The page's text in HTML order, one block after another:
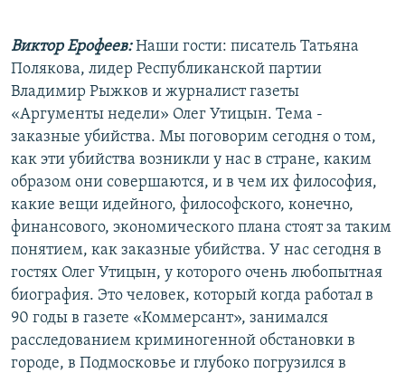
поиску
СЕВЕР.РЕАЛИИ
СИБИРЬ.РЕАЛИИ
РАСПИСАНИЕ ВЕЩАНИЯ
ПОДПИШИТЕСЬ НА РАССЫЛКУ
СОЦИАЛЬНЫЕ СЕТИ
Все сайты РСЕ/РС
Виктор Ерофеев:Наши гости: писатель Татьяна
Полякова, лидер Республиканской партии
Владимир Рыжков и журналист газеты
«Аргументы недели» Олег Утицын. Тема -
заказные убийства. Мы поговорим сегодня о том,
как эти убийства возникли у нас в стране, каким
образом они совершаются, и в чем их философия,
какие вещи идейного, философского, конечно,
финансового, экономического плана стоят за таким
понятием, как заказные убийства. У нас сегодня в
гостях Олег Утицын, у которого очень любопытная
биография. Это человек, который когда работал в
90 годы в газете «Коммерсант», занимался
расследованием криминогенной обстановки в
городе, в Подмосковье и глубоко погрузился в